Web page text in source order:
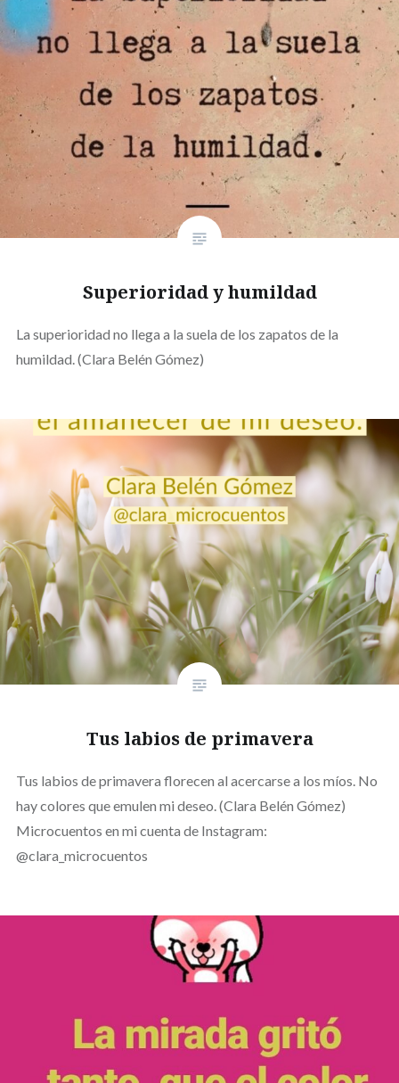
Superioridad y humildad
La superioridad no llega a la suela de los zapatos de la
humildad. (Clara Belén Gómez)
Tus labios de primavera
Tus labios de primavera florecen al acercarse a los míos. No
hay colores que emulen mi deseo. (Clara Belén Gómez)
Microcuentos en mi cuenta de Instagram:
@clara_microcuentos